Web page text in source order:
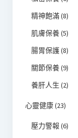
精神飽滿(8)
肌膚保養(5)
腸胃保護(8)
關節保養(9)
養肝人生 (2)
心靈健康(23)
壓力警報 (6)